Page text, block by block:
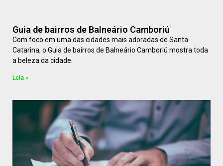
Guia de bairros de Balneário Camboriú
Com foco em uma das cidades mais adoradas de Santa
Catarina, o Guia de bairros de Balneário Camboriú mostra toda
a beleza da cidade.
Leia »